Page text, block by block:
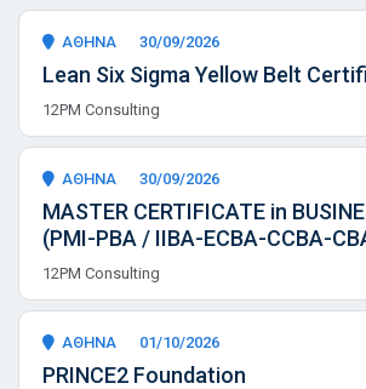
ΑΘΗΝΑ 30/09/2026
Lean Six Sigma Yellow Belt
12PM Consulting
ΑΘΗΝΑ 30/09/2026
MASTER CERTIFICATE in
(PMI-PBA / IIBA-ECBA-CCBA-
12PM Consulting
ΑΘΗΝΑ 01/10/2026
PRINCE2 Foundation